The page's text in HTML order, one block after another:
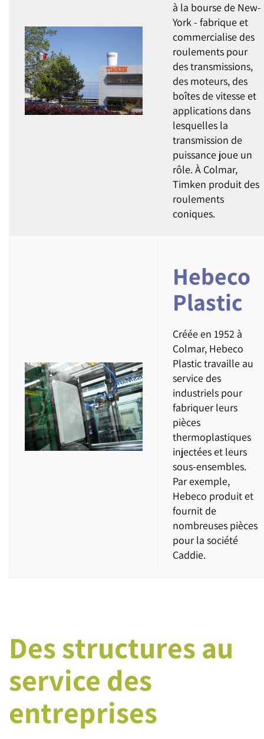
à la bourse de New-
York - fabrique et
commercialise des
roulements pour
des transmissions,
des moteurs, des
boîtes de vitesse et
applications dans
lesquelles la
transmission de
puissance joue un
rôle. À Colmar,
Timken produit des
roulements
coniques.
Hebeco
Plastic
Créée en 1952 à
Colmar, Hebeco
Plastic travaille au
service des
industriels pour
fabriquer leurs
pièces
thermoplastiques
injectées et leurs
sous-ensembles.
Par exemple,
Hebeco produit et
fournit de
nombreuses pièces
pour la société
Caddie.
Des structures au
service des
entreprises